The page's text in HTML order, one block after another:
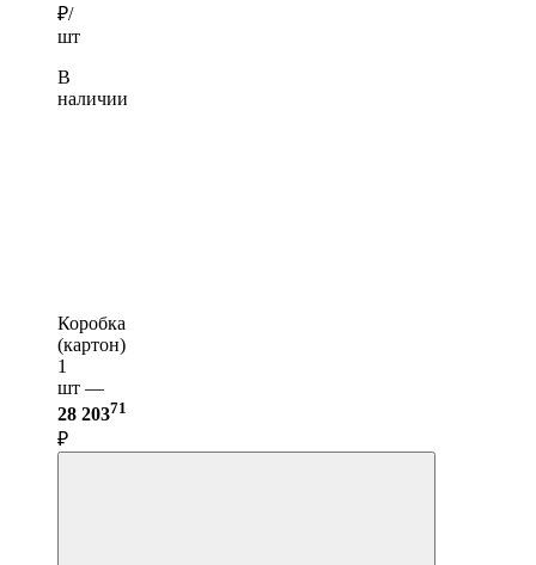
₽/
шт
В
наличии
Коробка
(картон)
1
шт —
28 20371
₽